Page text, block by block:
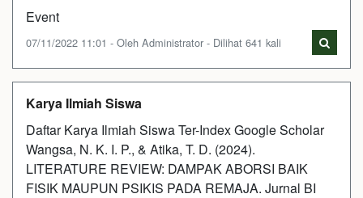
Event
07/11/2022 11:01 - Oleh Administrator - Dilihat 641 kali
Karya Ilmiah Siswa
Daftar Karya Ilmiah Siswa Ter-Index Google Scholar
Wangsa, N. K. I. P., & Atika, T. D. (2024).
LITERATURE REVIEW: DAMPAK ABORSI BAIK
FISIK MAUPUN PSIKIS PADA REMAJA. Jurnal BI